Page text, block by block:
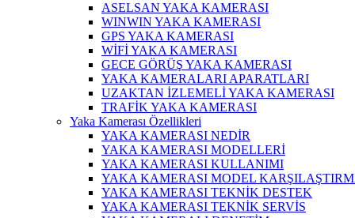
ASELSAN YAKA KAMERASI
WINWIN YAKA KAMERASI
GPS YAKA KAMERASI
WİFİ YAKA KAMERASI
GECE GÖRÜŞ YAKA KAMERASI
YAKA KAMERALARI APARATLARI
UZAKTAN İZLEMELİ YAKA KAMERASI
TRAFİK YAKA KAMERASI
Yaka Kamerası Özellikleri
YAKA KAMERASI NEDİR
YAKA KAMERASI MODELLERİ
YAKA KAMERASI KULLANIMI
YAKA KAMERASI MODEL
YAKA KAMERASI TEKNİK DESTEK
YAKA KAMERASI TEKNİK SERVİS